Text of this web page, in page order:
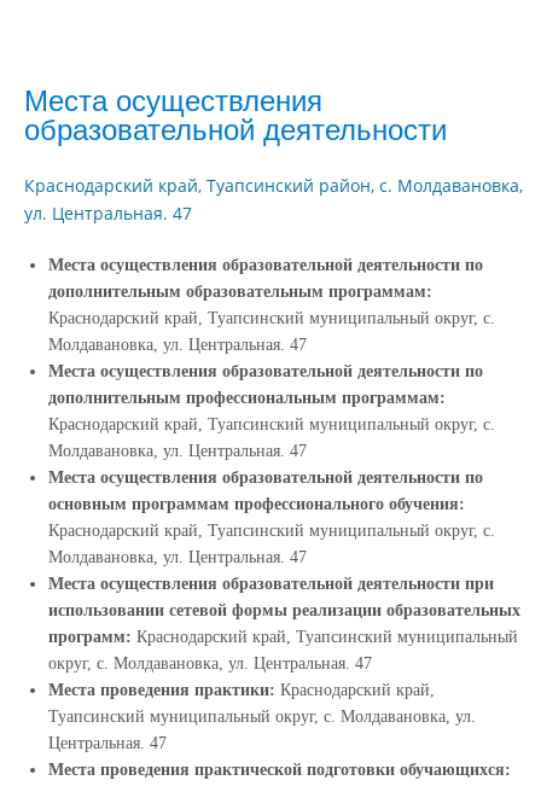
Места осуществления
образовательной деятельности
Краснодарский край, Туапсинский район, с. Молдавановка,
ул. Центральная. 47
Места осуществления образовательной деятельности по
дополнительным образовательным программам:
Краснодарский край, Туапсинский муниципальный округ, с.
Молдавановка, ул. Центральная. 47
Места осуществления образовательной деятельности по
дополнительным профессиональным программам:
Краснодарский край, Туапсинский муниципальный округ, с.
Молдавановка, ул. Центральная. 47
Места осуществления образовательной деятельности по
основным программам профессионального обучения:
Краснодарский край, Туапсинский муниципальный округ, с.
Молдавановка, ул. Центральная. 47
Места осуществления образовательной деятельности при
использовании сетевой формы реализации образовательных
программ: Краснодарский край, Туапсинский муниципальный
округ, с. Молдавановка, ул. Центральная. 47
Места проведения практики: Краснодарский край,
Туапсинский муниципальный округ, с. Молдавановка, ул.
Центральная. 47
Места проведения практической подготовки обучающихся: